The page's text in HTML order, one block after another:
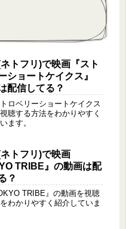
トフリ)で映画『スト
ショートケイクス』
配信してる？
ロベリーショートケイクス
聴する方法をわかりやすく
ます。
トフリ)で映画
TRIBE』の動画は配
？
TRIBE』の動画を視聴
わかりやすく紹介していま